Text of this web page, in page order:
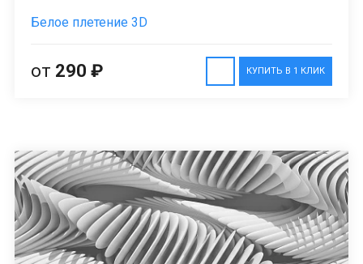
Белое плетение 3D
КУПИТЬ В 1 КЛИК
от 290 ₽